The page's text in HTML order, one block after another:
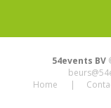
54events BV
Home